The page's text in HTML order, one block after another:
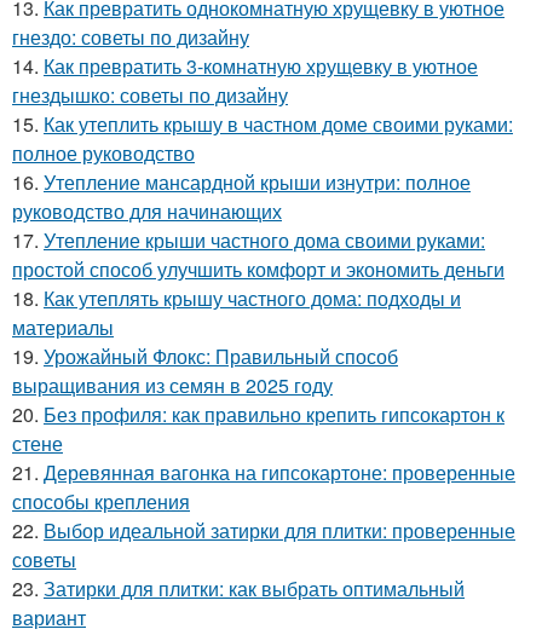
13. Как превратить однокомнатную хрущевку в уютное
гнездо: советы по дизайну
14. Как превратить 3-комнатную хрущевку в уютное
гнездышко: советы по дизайну
15. Как утеплить крышу в частном доме своими руками:
полное руководство
16. Утепление мансардной крыши изнутри: полное
руководство для начинающих
17. Утепление крыши частного дома своими руками:
простой способ улучшить комфорт и экономить деньги
18. Как утеплять крышу частного дома: подходы и
материалы
19. Урожайный Флокс: Правильный способ
выращивания из семян в 2025 году
20. Без профиля: как правильно крепить гипсокартон к
стене
21. Деревянная вагонка на гипсокартоне: проверенные
способы крепления
22. Выбор идеальной затирки для плитки: проверенные
советы
23. Затирки для плитки: как выбрать оптимальный
вариант